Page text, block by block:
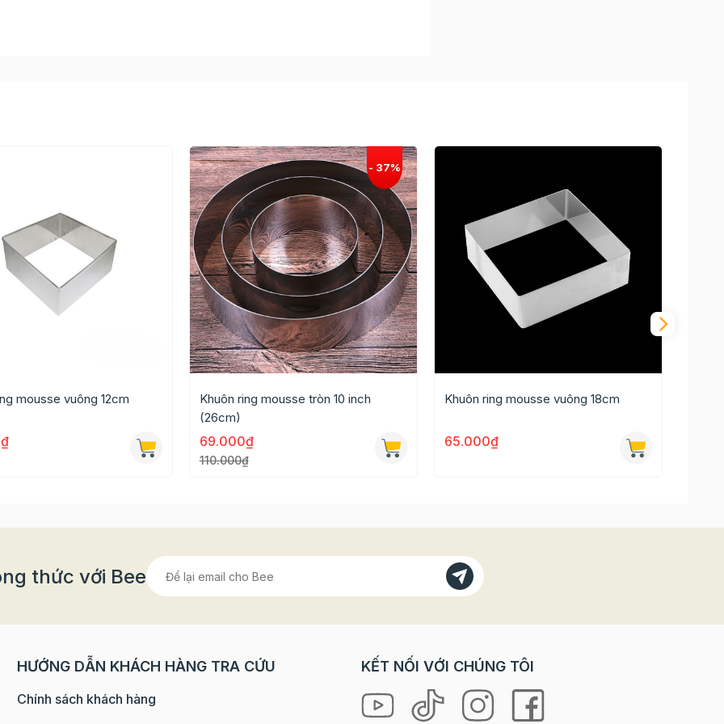
mousse vuông 12cm
Khuôn ring mousse tròn 10 inch
(26cm)
69.000₫
110.000₫
Khuôn ring mousse vuông 18cm
65.000₫
thức với Bee
HƯỚNG DẪN KHÁCH HÀNG TRA CỨU
Chính sách khách hàng
KẾT NỐI VỚI CHÚNG TÔI